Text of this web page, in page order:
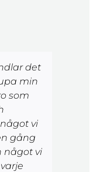
det
min
som
vi
gång
något vi